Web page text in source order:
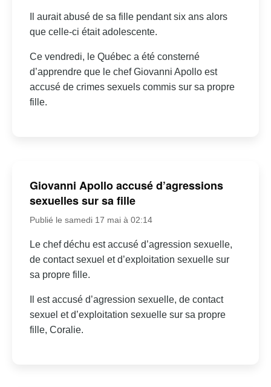
Il aurait abusé de sa fille pendant six ans alors
que celle-ci était adolescente.
Ce vendredi, le Québec a été consterné
d’apprendre que le chef Giovanni Apollo est
accusé de crimes sexuels commis sur sa propre
fille.
Giovanni Apollo accusé d’agressions
sexuelles sur sa fille
Publié le samedi 17 mai à 02:14
Le chef déchu est accusé d’agression sexuelle,
de contact sexuel et d’exploitation sexuelle sur
sa propre fille.
Il est accusé d’agression sexuelle, de contact
sexuel et d’exploitation sexuelle sur sa propre
fille, Coralie.